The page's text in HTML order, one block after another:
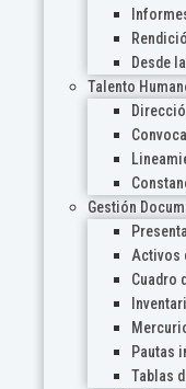
Desde
Talento
Gestión
Activos
Cuadro
Pautas
Tablas